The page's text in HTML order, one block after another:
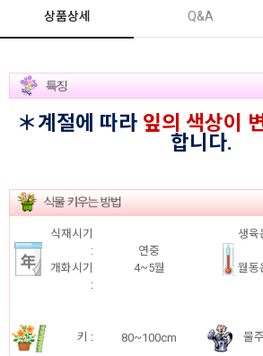
상품상세 Q&A
＊계절에 따라 잎의 색상이
합니다.
식재시기
:
개화시기
:
연중
4~5월
생육
월동
키 : 80~100cm 물